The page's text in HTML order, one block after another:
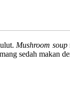
Mushroom soup
sedah makan